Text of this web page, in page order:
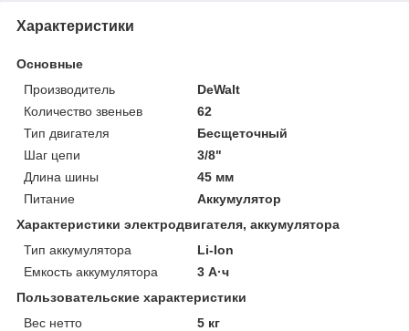
Характеристики
Основные
Производитель
DeWalt
Количество звеньев
62
Тип двигателя
Бесщеточный
Шаг цепи
3/8"
Длина шины
45 мм
Питание
Аккумулятор
Характеристики электродвигателя, аккумулятора
Тип аккумулятора
Li-Ion
Емкость аккумулятора
3 А·ч
Пользовательские характеристики
Вес нетто
5 кг